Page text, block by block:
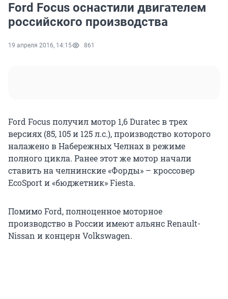
Ford Focus оснастили двигателем
российского производства
19 апреля 2016, 14:15 861
Ford Focus получил мотор 1,6 Duratec в трех
версиях (85, 105 и 125 л.с.), производство которого
налажено в Набережных Челнах в режиме
полного цикла. Ранее этот же мотор начали
ставить на челнинские «Форды» – кроссовер
EcoSport и «бюджетник» Fiesta.
Помимо Ford, полноценное моторное
производство в России имеют альянс Renault-
Nissan и концерн Volkswagen.